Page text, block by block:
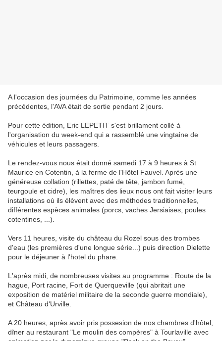
A l'occasion des journées du Patrimoine, comme les années
précédentes, l'AVA était de sortie pendant 2 jours.
Pour cette édition, Eric LEPETIT s'est brillament collé à
l'organisation du week-end qui a rassemblé une vingtaine de
véhicules et leurs passagers.
Le rendez-vous nous était donné samedi 17 à 9 heures à St
Maurice en Cotentin, à la ferme de l'Hôtel Fauvel. Après une
généreuse collation (rillettes, paté de tête, jambon fumé,
teurgoule et cidre), les maîtres des lieux nous ont fait visiter leurs
installations où ils élèvent avec des méthodes traditionnelles,
différentes espèces animales (porcs, vaches Jersiaises, poules
cotentines, ...).
Vers 11 heures, visite du château du Rozel sous des trombes
d'eau (les premières d'une longue série...) puis direction Dielette
pour le déjeuner à l'hotel du phare.
L'après midi, de nombreuses visites au programme : Route de la
hague, Port racine, Fort de Querqueville (qui abritait une
exposition de matériel militaire de la seconde guerre mondiale),
et Château d'Urville.
A 20 heures, après avoir pris possesion de nos chambres d'hôtel,
dîner au restaurant "Le moulin des compères" à Tourlaville avec